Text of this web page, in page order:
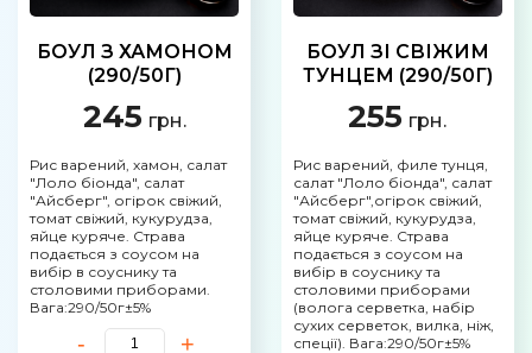
БОУЛ З ХАМОНОМ
(290/50Г)
245 грн.
Рис варений, хамон, салат
"Лоло біонда", салат
"Айсберг", огірок свіжий,
томат свіжий, кукурудза,
яйце куряче. Страва
подається з соусом на
вибір в соуснику та
столовими приборами.
Вага:290/50г±5%
БОУЛ ЗІ СВІЖИМ
ТУНЦЕМ (290/50Г)
255 грн.
Рис варений, филе тунця,
салат "Лоло біонда", салат
"Айсберг",огірок свіжий,
томат свіжий, кукурудза,
яйце куряче. Страва
подається з соусом на
вибір в соуснику та
столовими приборами
(волога серветка, набір
сухих серветок, вилка, ніж,
спеції). Вага:290/50г±5%